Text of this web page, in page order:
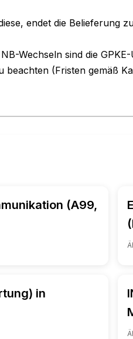
endet die Belieferung
Wechseln sind die
(Fristen gemäß
(A99,
in